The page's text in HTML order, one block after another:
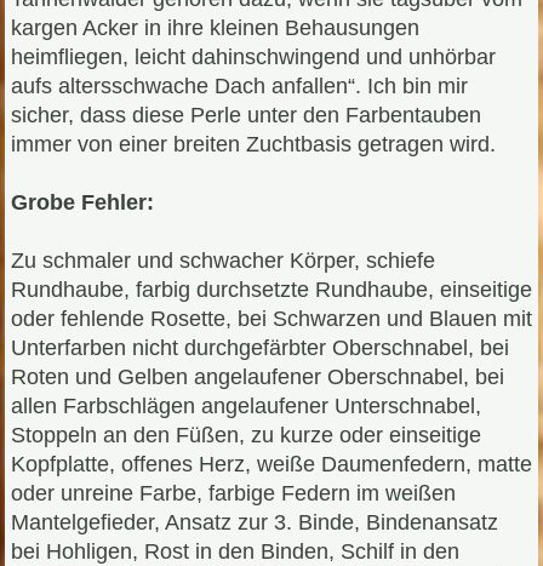
kargen Acker in ihre kleinen Behausungen
heimfliegen, leicht dahinschwingend und unhörbar
aufs altersschwache Dach anfallen“. Ich bin mir
sicher, dass diese Perle unter den Farbentauben
immer von einer breiten Zuchtbasis getragen wird.
Grobe Fehler:
Zu schmaler und schwacher Körper, schiefe
Rundhaube, farbig durchsetzte Rundhaube, einseitige
oder fehlende Rosette, bei Schwarzen und Blauen mit
Unterfarben nicht durchgefärbter Oberschnabel, bei
Roten und Gelben angelaufener Oberschnabel, bei
allen Farbschlägen angelaufener Unterschnabel,
Stoppeln an den Füßen, zu kurze oder einseitige
Kopfplatte, offenes Herz, weiße Daumenfedern, matte
oder unreine Farbe, farbige Federn im weißen
Mantelgefieder, Ansatz zur 3. Binde, Bindenansatz
bei Hohligen, Rost in den Binden, Schilf in den